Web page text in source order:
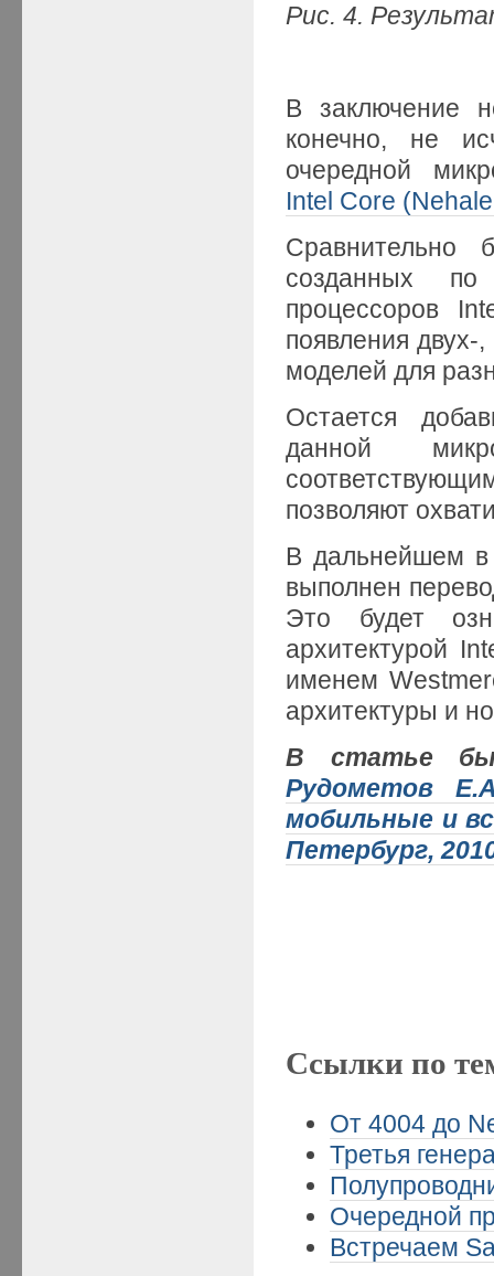
Рис. 4.
В заключение
конечно, не
очередной
Intel Core
Сравнительно
созданных по
процессоров
появления
моделей для
Остается
данной
позволяют
В дальнейшем в
выполнен
Это будет
архитектурой
именем
архитектуры и
В статье
Рудометов
мобильные и
Петербург,
Ссылки по
От 4004 до
Третья
Очередной
Встречаем